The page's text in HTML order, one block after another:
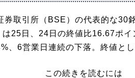
取引所（BSE）の代表的な30
は25日、24日の終値比16.67ポ
、6営業日連続の下落。終値と
この続きを読むには